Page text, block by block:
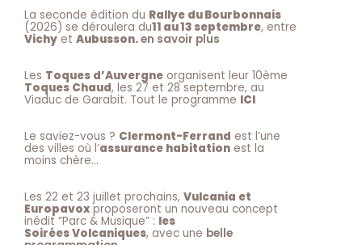
La seconde édition du Rallye du Bourbonnais
(2026) se déroulera du11 au 13 septembre, entre
Vichy et Aubusson.en savoir plus
Les Toques d’Auvergne organisent leur 10ème
Toques Chaud, les 27 et 28 septembre, au
Viaduc de Garabit. Tout le programme ICI
Le saviez-vous ? Clermont-Ferrand est l’une
des villes où l’assurance habitation est la
moins chère…
Les 22 et 23 juillet prochains, Vulcania et
Europavoxproposeront un nouveau concept
inédit “Parc & Musique” : les
Soirées Volcaniques, avec une belle